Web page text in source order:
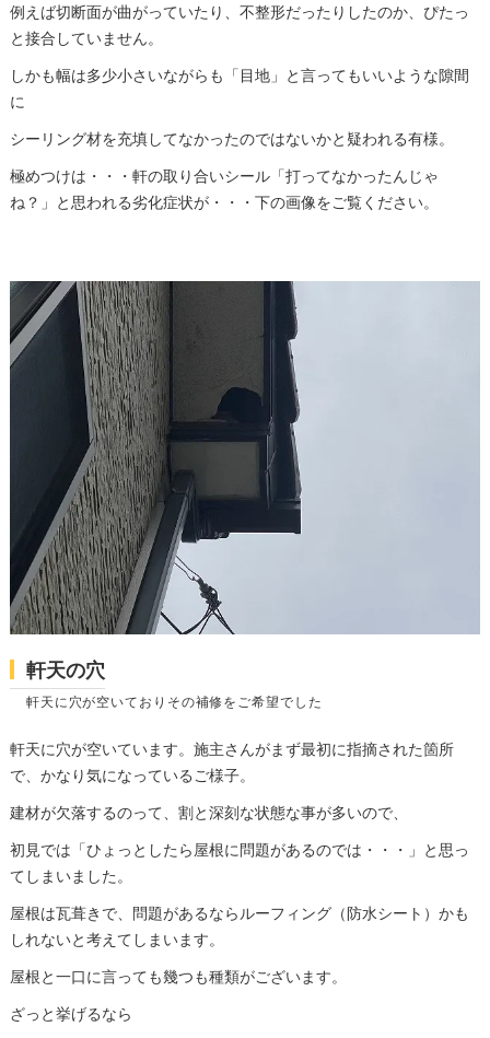
例えば切断面が曲がっていたり、不整形だったりしたのか、ぴたっ
と接合していません。
しかも幅は多少小さいながらも「目地」と言ってもいいような隙間
に
シーリング材を充填してなかったのではないかと疑われる有様。
極めつけは・・・軒の取り合いシール「打ってなかったんじゃ
ね？」と思われる劣化症状が・・・下の画像をご覧ください。
軒天の穴
軒天に穴が空いておりその補修をご希望でした
軒天に穴が空いています。施主さんがまず最初に指摘された箇所
で、かなり気になっているご様子。
建材が欠落するのって、割と深刻な状態な事が多いので、
初見では「ひょっとしたら屋根に問題があるのでは・・・」と思っ
てしまいました。
屋根は瓦葺きで、問題があるならルーフィング（防水シート）かも
しれないと考えてしまいます。
屋根と一口に言っても幾つも種類がございます。
ざっと挙げるなら